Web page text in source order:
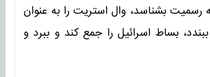
رسمیت بشناسد، وال استریت را به عنوان
بساط اسرائیل را جمع کند و ببرد و